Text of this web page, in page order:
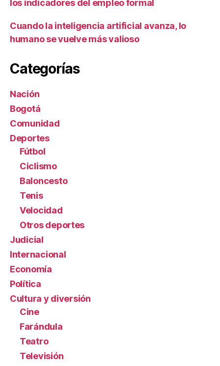
los indicadores del empleo formal
Cuando la inteligencia artificial avanza, lo
humano se vuelve más valioso
Categorías
Nación
Bogotá
Comunidad
Deportes
Fútbol
Ciclismo
Baloncesto
Tenis
Velocidad
Otros deportes
Judicial
Internacional
Economía
Política
Cultura y diversión
Cine
Farándula
Teatro
Televisión